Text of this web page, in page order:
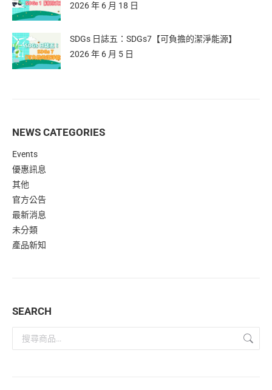
2026 年 6 月 18 日
SDGs 日誌五：SDGs7【可負擔的潔淨能源】
2026 年 6 月 5 日
NEWS CATEGORIES
Events
優惠訊息
其他
官方公告
最新消息
未分類
產品新知
SEARCH